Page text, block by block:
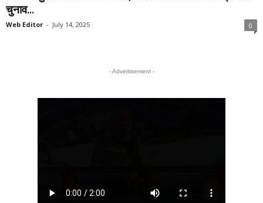
चुनाव...
Web Editor - July 14, 2025 0
- Advertisement -